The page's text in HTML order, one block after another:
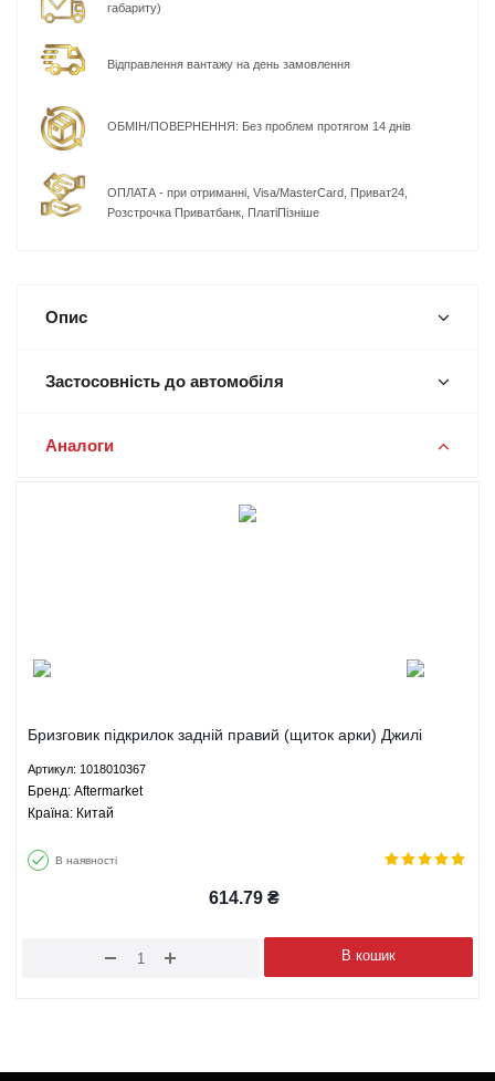
габариту)
Відправлення вантажу на день замовлення
ОБМІН/ПОВЕРНЕННЯ: Без проблем протягом 14 днів
ОПЛАТА - при отриманні, Visa/MasterCard, Приват24,
Розстрочка Приватбанк, ПлатіПізніше
Опис
Застосовність до автомобіля
Аналоги
Бризговик підкрилок задній правий (щиток арки) Джилі
Артикул: 1018010367
Брeнд: Aftermarket
Країна: Китай
В наявності
614.79₴
В кошик